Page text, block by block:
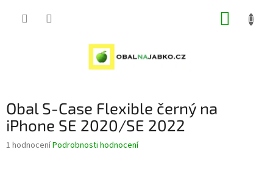
Obal S-Case Flexible černý na
iPhone SE 2020/SE 2022
Průměrné
1 hodnoceníPodrobnosti hodnocení